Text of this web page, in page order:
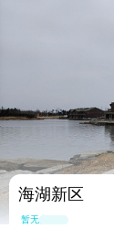
海湖新区
暂无点评